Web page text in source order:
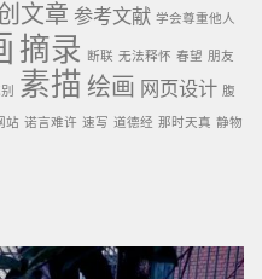
文章 参考文献 学会尊重他人
摘录 断联 无法释怀 春望 朋友
素描 绘画 网页设计 腹
站 诺言难许 速写 道德经 那时天真 静物